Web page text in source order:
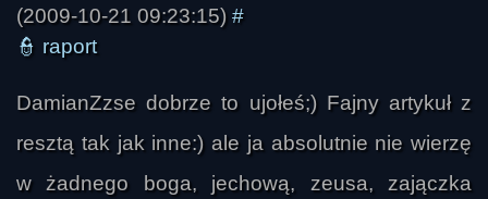
(2009-10-21 09:23:15) #
👮 raport
DamianZzse dobrze to ujołeś;) Fajny artykuł z
resztą tak jak inne:) ale ja absolutnie nie wierzę
w żadnego boga, jechową, zeusa, zajączka